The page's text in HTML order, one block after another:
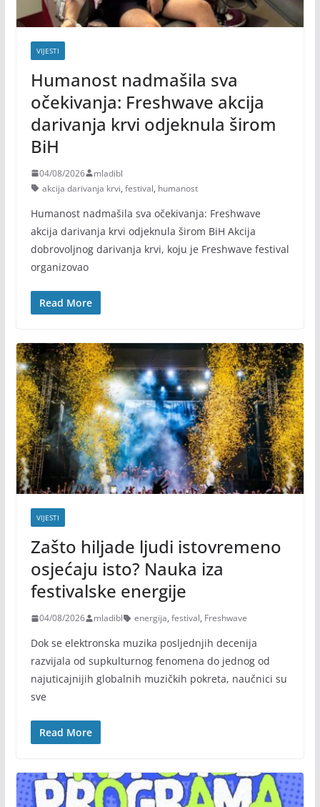
VIJESTI
Humanost nadmašila sva
očekivanja: Freshwave akcija
darivanja krvi odjeknula širom
BiH
04/08/2026
mladibl
akcija darivanja krvi, festival, humanost
Humanost nadmašila sva očekivanja: Freshwave
akcija darivanja krvi odjeknula širom BiH Akcija
dobrovoljnog darivanja krvi, koju je Freshwave festival
organizovao
Read More
VIJESTI
Zašto hiljade ljudi istovremeno
osjećaju isto? Nauka iza
festivalske energije
04/08/2026 mladibl energija, festival, Freshwave
Dok se elektronska muzika posljednjih decenija
razvijala od supkulturnog fenomena do jednog od
najuticajnijih globalnih muzičkih pokreta, naučnici su
sve
Read More